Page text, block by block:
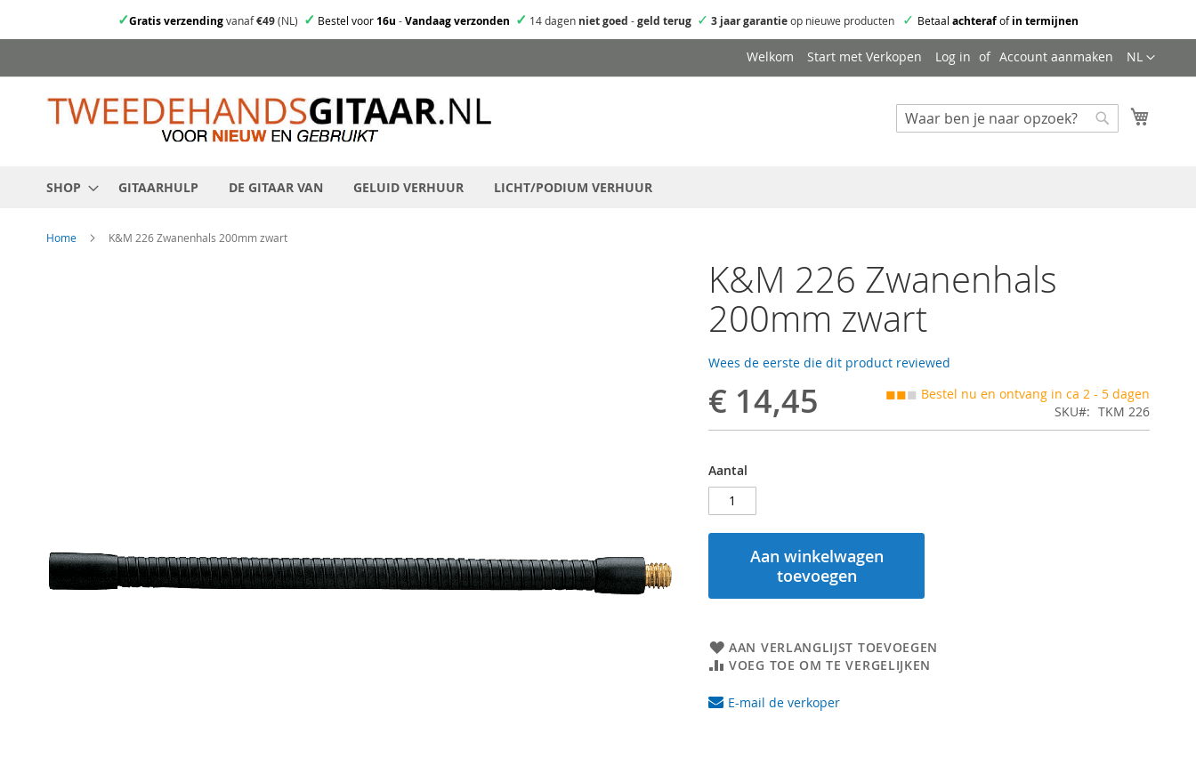
✓Gratis verzendingvanaf€49(NL) ✓ Bestel voor16u -Vandaag verzonden ✓ 14 dagen niet goed -geld terug ✓ 3 jaar garantieop nieuwe producten ✓ Betaal achterafofin termijnen
direct
naar
de
Taal
NL
Welkom Start met Verkopen Log in Account aanmaken
Zoeken
SHOP GITAARHULP DE GITAAR VAN GELUID VERHUUR LICHT/PODIUM VERHUUR
Home K&M 226 Zwanenhals 200mm zwart
K&M 226 Zwanenhals
200mm zwart
Wees de eerste die dit product reviewed
€ 14,45 ◼◼◼ Bestel nu en ontvang in ca 2 - 5 dagen
SKU
TKM 226
Aantal
Aan winkelwagen
toevoegen
AAN VERLANGLIJST TOEVOEGEN
VOEG TOE OM TE VERGELIJKEN
E-mail de verkoper